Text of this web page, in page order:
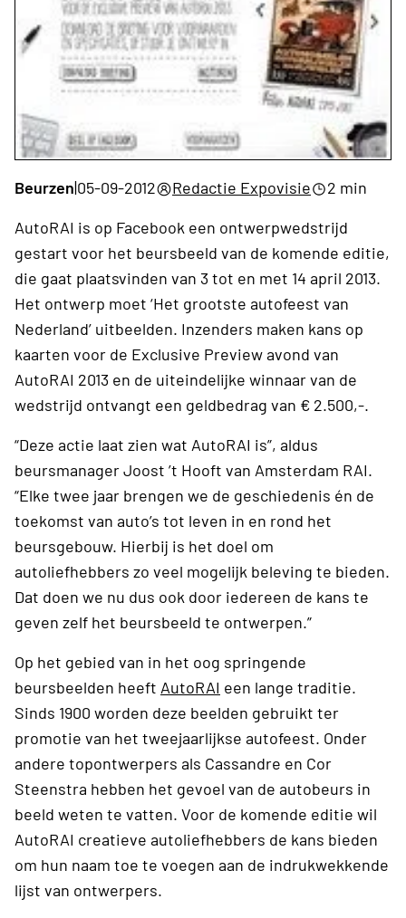
Beurzen|05-09-2012 Redactie Expovisie
2 min
AutoRAI is op Facebook een ontwerpwedstrijd
gestart voor het beursbeeld van de komende editie,
die gaat plaatsvinden van 3 tot en met 14 april 2013.
Het ontwerp moet ‘Het grootste autofeest van
Nederland’ uitbeelden. Inzenders maken kans op
kaarten voor de Exclusive Preview avond van
AutoRAI 2013 en de uiteindelijke winnaar van de
wedstrijd ontvangt een geldbedrag van € 2.500,-.
“Deze actie laat zien wat AutoRAI is”, aldus
beursmanager Joost ’t Hooft van Amsterdam RAI.
“Elke twee jaar brengen we de geschiedenis én de
toekomst van auto’s tot leven in en rond het
beursgebouw. Hierbij is het doel om
autoliefhebbers zo veel mogelijk beleving te bieden.
Dat doen we nu dus ook door iedereen de kans te
geven zelf het beursbeeld te ontwerpen.”
Op het gebied van in het oog springende
beursbeelden heeft AutoRAI een lange traditie.
Sinds 1900 worden deze beelden gebruikt ter
promotie van het tweejaarlijkse autofeest. Onder
andere topontwerpers als Cassandre en Cor
Steenstra hebben het gevoel van de autobeurs in
beeld weten te vatten. Voor de komende editie wil
AutoRAI creatieve autoliefhebbers de kans bieden
om hun naam toe te voegen aan de indrukwekkende
lijst van ontwerpers.